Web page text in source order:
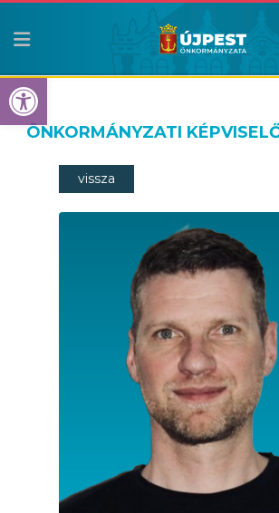
Eszköztár
ÖNKORMÁNYZATI
vissza